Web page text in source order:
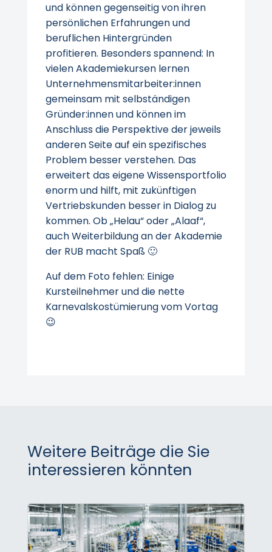
und können gegenseitig von ihren
persönlichen Erfahrungen und
beruflichen Hintergründen
profitieren. Besonders spannend: In
vielen Akademiekursen lernen
Unternehmensmitarbeiter:innen
gemeinsam mit selbständigen
Gründer:innen und können im
Anschluss die Perspektive der jeweils
anderen Seite auf ein spezifisches
Problem besser verstehen. Das
erweitert das eigene Wissensportfolio
enorm und hilft, mit zukünftigen
Vertriebskunden besser in Dialog zu
kommen. Ob „Helau“ oder „Alaaf“,
auch Weiterbildung an der Akademie
der RUB macht Spaß 🙂
Auf dem Foto fehlen: Einige
Kursteilnehmer und die nette
Karnevalskostümierung vom Vortag
😉
Weitere Beiträge die Sie
interessieren könnten